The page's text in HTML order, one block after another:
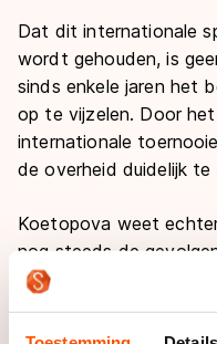
Winacties
Olympische uitslagen
Van Jong tot Goud
Dat dit internationale
wordt gehouden, is
sinds enkele jaren het
op te vijzelen. Door
internationale
de overheid duidelijk
Koetopova weet
nog steeds de
nucleaire incidenten
plaatsgevonden. "Veel
rivier Tetsja is nog